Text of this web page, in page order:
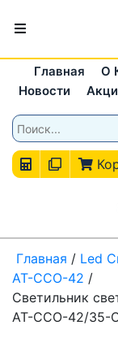
Главная О
Новости
Главная / Led
АТ-ССО-42 /
Светильник
АТ-ССО-42/35-